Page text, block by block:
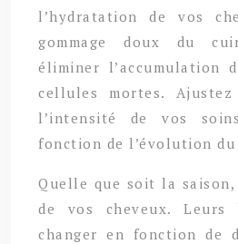
l’hydratation de vos
gommage doux du
éliminer l’accumulation
cellules mortes. Ajustez
l’intensité de vos
fonction de l’évolution
Quelle que soit la saison,
de vos cheveux. Leurs
changer en fonction de